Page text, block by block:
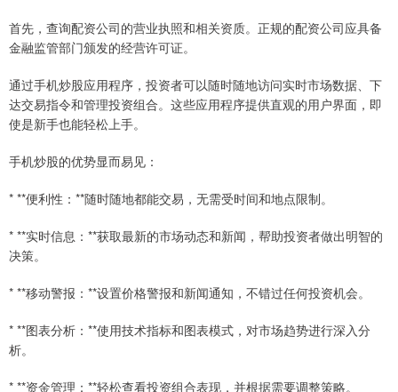
首先，查询配资公司的营业执照和相关资质。正规的配资公司应具备
金融监管部门颁发的经营许可证。
通过手机炒股应用程序，投资者可以随时随地访问实时市场数据、下
达交易指令和管理投资组合。这些应用程序提供直观的用户界面，即
使是新手也能轻松上手。
手机炒股的优势显而易见：
* **便利性：**随时随地都能交易，无需受时间和地点限制。
* **实时信息：**获取最新的市场动态和新闻，帮助投资者做出明智的
决策。
* **移动警报：**设置价格警报和新闻通知，不错过任何投资机会。
* **图表分析：**使用技术指标和图表模式，对市场趋势进行深入分
析。
* **资金管理：**轻松查看投资组合表现，并根据需要调整策略。